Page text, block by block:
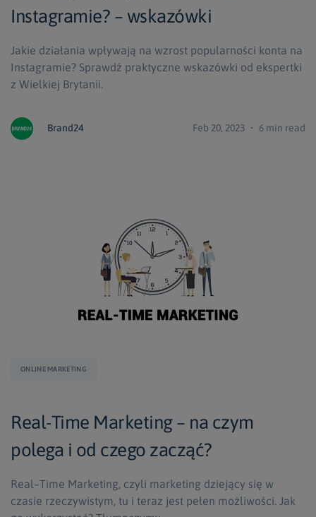
Instagramie? – wskazówki
Jakie działania wpływają na wzrost popularności konta na
Instagramie? Sprawdź praktyczne wskazówki od ekspertki
z Wielkiej Brytanii.
Brand24 Feb 20, 2023 ・ 6 min read
ONLINE MARKETING
Real-Time Marketing – na czym
polega i od czego zacząć?
Real–Time Marketing, czyli marketing dziejący się w
czasie rzeczywistym, tu i teraz jest pełen możliwości. Jak